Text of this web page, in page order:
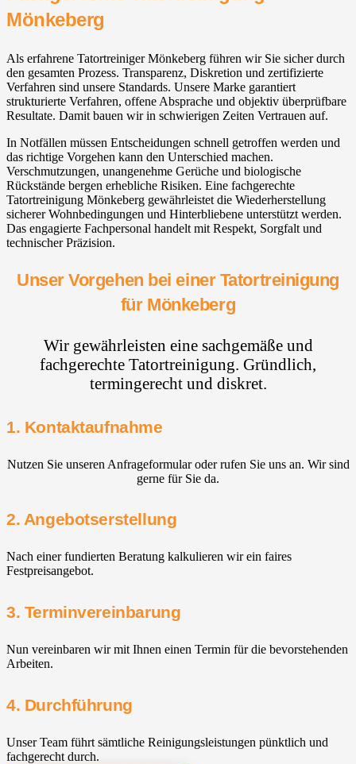
Mönkeberg
Als erfahrene Tatortreiniger Mönkeberg führen wir Sie sicher durch
den gesamten Prozess. Transparenz, Diskretion und zertifizierte
Verfahren sind unsere Standards. Unsere Marke garantiert
strukturierte Verfahren, offene Absprache und objektiv überprüfbare
Resultate. Damit bauen wir in schwierigen Zeiten Vertrauen auf.
In Notfällen müssen Entscheidungen schnell getroffen werden und
das richtige Vorgehen kann den Unterschied machen.
Verschmutzungen, unangenehme Gerüche und biologische
Rückstände bergen erhebliche Risiken. Eine fachgerechte
Tatortreinigung Mönkeberg gewährleistet die Wiederherstellung
sicherer Wohnbedingungen und Hinterbliebene unterstützt werden.
Das engagierte Fachpersonal handelt mit Respekt, Sorgfalt und
technischer Präzision.
Unser Vorgehen bei einer Tatortreinigung
für Mönkeberg
Wir gewährleisten eine sachgemäße und
fachgerechte Tatortreinigung. Gründlich,
termingerecht und diskret.
1. Kontaktaufnahme
Nutzen Sie unseren Anfrageformular oder rufen Sie uns an. Wir sind
gerne für Sie da.
2. Angebotserstellung
Nach einer fundierten Beratung kalkulieren wir ein faires
Festpreisangebot.
3. Terminvereinbarung
Nun vereinbaren wir mit Ihnen einen Termin für die bevorstehenden
Arbeiten.
4. Durchführung
Unser Team führt sämtliche Reinigungsleistungen pünktlich und
fachgerecht durch.